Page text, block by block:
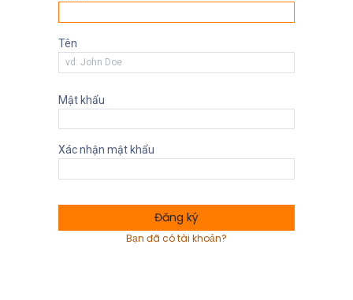
Tên
Mật khẩu
Xác nhận mật khẩu
Đăng ký
Bạn đã có tài khoản?